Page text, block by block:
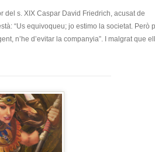
del s. XIX Caspar David Friedrich, acusat de
“Us equivoqueu; jo estimo la societat. Però
n’he d’evitar la companyia”. I malgrat que